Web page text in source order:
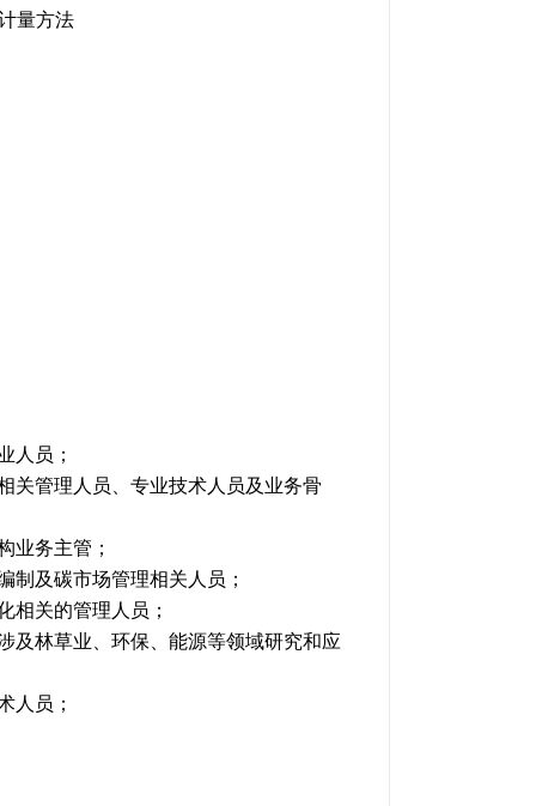
量方法
人员；
关管理人员、专业技术人员及业务骨
业务主管；
制及碳市场管理相关人员；
相关的管理人员；
及林草业、环保、能源等领域研究和应
人员；